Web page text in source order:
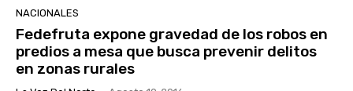
NACIONALES
Fedefruta expone gravedad de los robos en
predios a mesa que busca prevenir delitos
en zonas rurales